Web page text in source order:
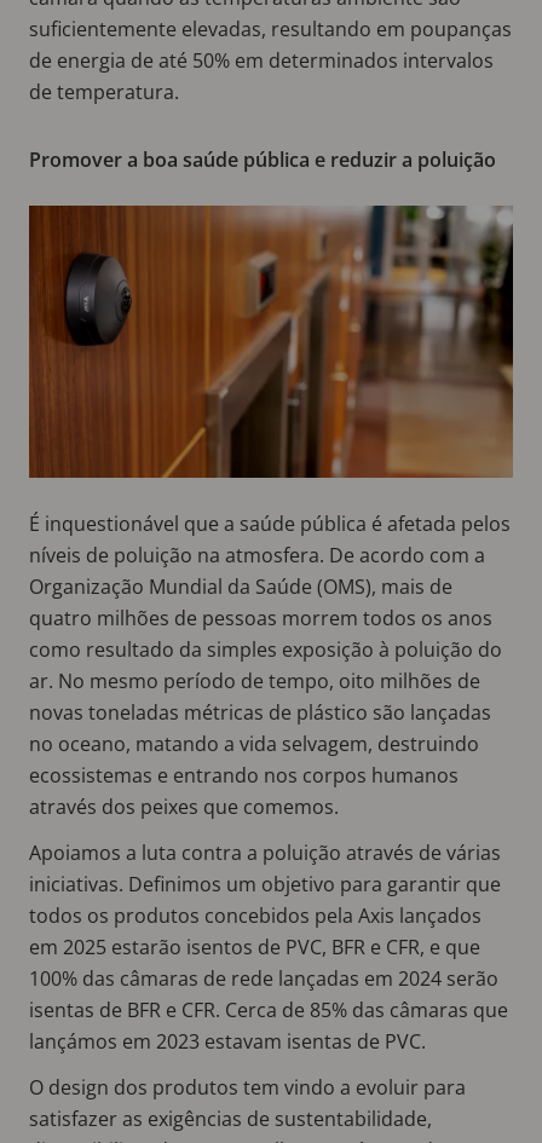
suficientemente elevadas, resultando em poupanças
de energia de até 50% em determinados intervalos
de temperatura.
Promover a boa saúde pública e reduzir a poluição
É inquestionável que a saúde pública é afetada pelos
níveis de poluição na atmosfera. De acordo com a
Organização Mundial da Saúde (OMS), mais de
quatro milhões de pessoas morrem todos os anos
como resultado da simples exposição à poluição do
ar. No mesmo período de tempo, oito milhões de
novas toneladas métricas de plástico são lançadas
no oceano, matando a vida selvagem, destruindo
ecossistemas e entrando nos corpos humanos
através dos peixes que comemos.
Apoiamos a luta contra a poluição através de várias
iniciativas. Definimos um objetivo para garantir que
todos os produtos concebidos pela Axis lançados
em 2025 estarão isentos de PVC, BFR e CFR, e que
100% das câmaras de rede lançadas em 2024 serão
isentas de BFR e CFR. Cerca de 85% das câmaras que
lançámos em 2023 estavam isentas de PVC.
O design dos produtos tem vindo a evoluir para
satisfazer as exigências de sustentabilidade,